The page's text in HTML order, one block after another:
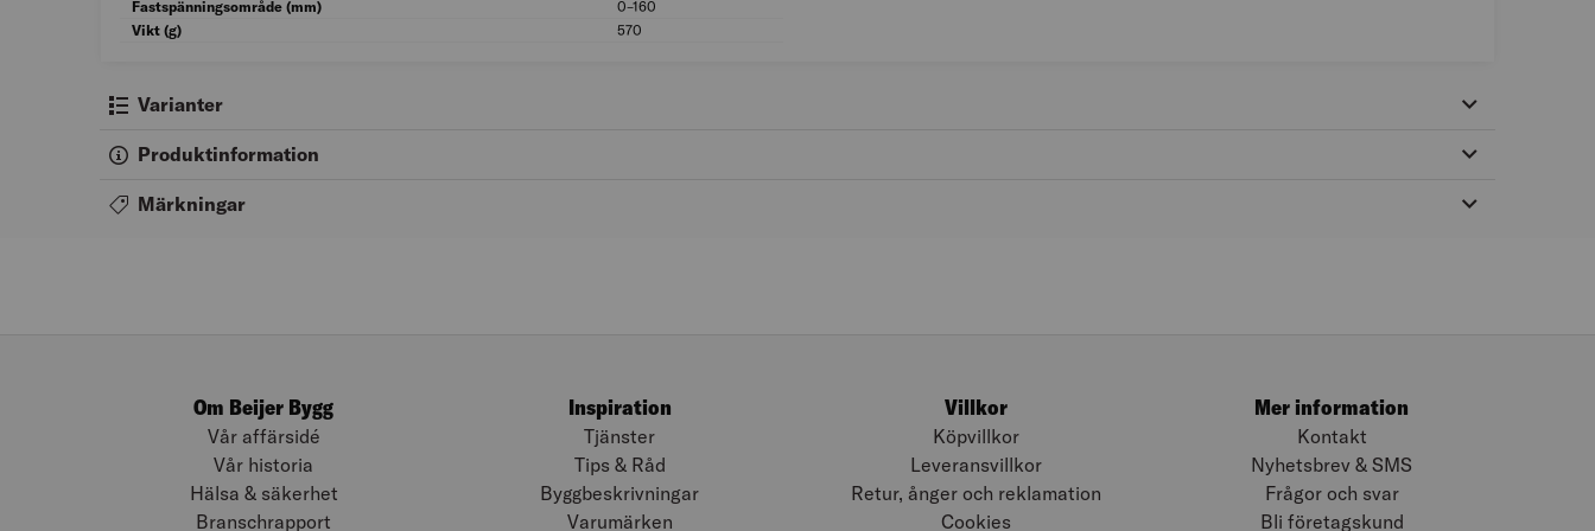
Fastspänningsområde (mm)
0–160
Vikt (g)
570
Varianter
Produktinformation
Märkningar
Om Beijer Bygg
Vår affärsidé
Vår historia
Hälsa & säkerhet
Branschrapport
Inspiration
Tjänster
Tips & Råd
Byggbeskrivningar
Varumärken
Villkor
Köpvillkor
Leveransvillkor
Retur, ånger och reklamation
Cookies
Mer information
Kontakt
Nyhetsbrev & SMS
Frågor och svar
Bli företagskund